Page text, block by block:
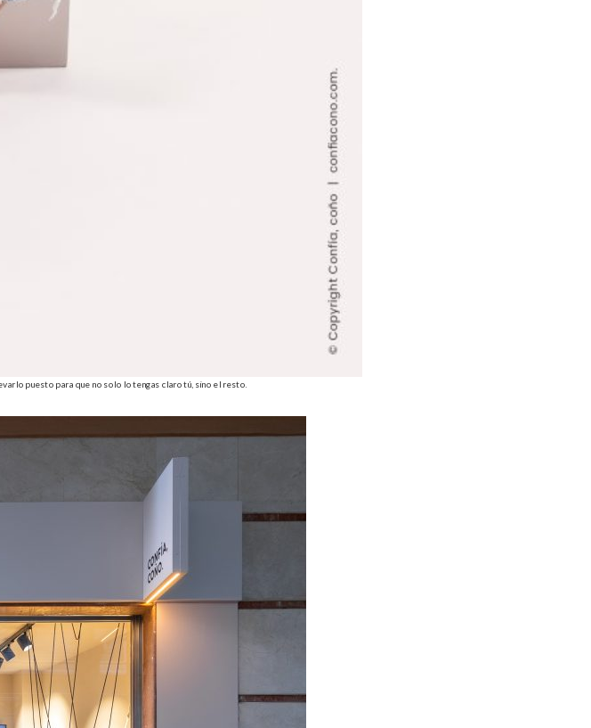
puesto para que no solo lo tengas claro tú, sino el resto.